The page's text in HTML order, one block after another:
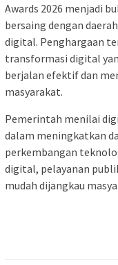
Awards 2026 menjadi
bersaing dengan
digital. Penghargaan
transformasi digital
berjalan efektif dan
masyarakat.
Pemerintah menilai
dalam meningkatkan
perkembangan
digital, pelayanan
mudah dijangkau